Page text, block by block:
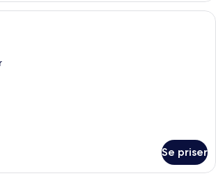
Panorama Suite | Sengetøy av topp
Se priser